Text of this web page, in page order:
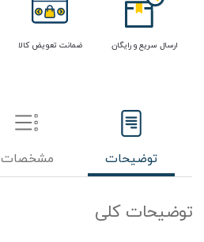
ارسال سریع و رایگان ضمانت تعویض کالا
توضیحات مشخصات
توضیحات کلی